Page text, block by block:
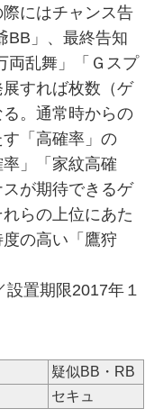
にはチャンス告
BB」、最終告知
両乱舞」「Ｇスプ
すれば枚数（ゲ
。通常時からの
「高確率」の
」「家紋高確
が期待できるゲ
らの上位にあた
の高い「鷹狩
置期限2017年１
疑似BB・RB
セキュ